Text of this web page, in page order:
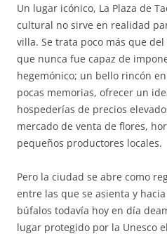
Un lugar icónico, La Plaza de
cultural no sirve en realidad
villa. Se trata poco más que
que nunca fue capaz de
hegemónico; un bello rincón
pocas memorias, ofrecer un
hospederías de precios
mercado de venta de flores,
pequeños productores locales.
Pero la ciudad se abre como
entre las que se asienta y
búfalos todavía hoy en día
lugar protegido por la Unesco